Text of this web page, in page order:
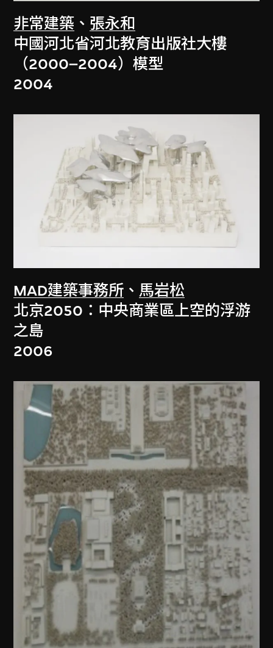
非常建築 、 張永和
中國河北省河北教育出版社大樓
（2000–2004）模型
2004
MAD建築事務所 、 馬岩松
北京2050：中央商業區上空的浮游
之島
2006